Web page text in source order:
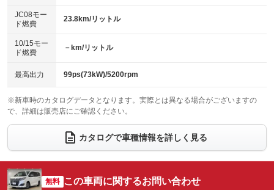
電動格納ミラー
：装備あり
ローダウン
：装備なし
ベンチシート
：装備なし
チップアップシート
：装備なし
電動格納サードシート
：装備なし シートヒーター
：装備あり
ウォークスルー
電動リアゲート フロントカメラ
：装備なし
シートエアコン
：装備なし 全周囲カメラ
：装備なし
サイドカメラ
：装備なし ルーフレール
：装備なし
JC08モー
ド燃費
23.8km/リットル
10/15モー
ド燃費
－km/リットル
最高出力 99ps(73kW)/5200rpm
※新車時のカタログデータとなります。実際とは異なる場合がございますの
で、詳細は販売店にご確認ください。
カタログで車種情報を詳しく見る
無料 この車両に関するお問い合わせ